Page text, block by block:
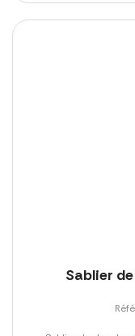
Sablier